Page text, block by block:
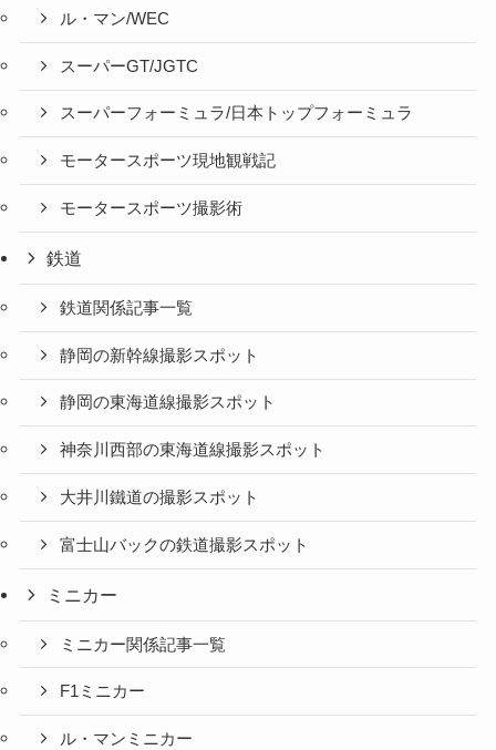
ル・マン/WEC
スーパーGT/JGTC
スーパーフォーミュラ/日本トップフォーミュラ
モータースポーツ現地観戦記
モータースポーツ撮影術
鉄道
鉄道関係記事一覧
静岡の新幹線撮影スポット
静岡の東海道線撮影スポット
神奈川西部の東海道線撮影スポット
大井川鐵道の撮影スポット
富士山バックの鉄道撮影スポット
ミニカー
ミニカー関係記事一覧
F1ミニカー
ル・マンミニカー